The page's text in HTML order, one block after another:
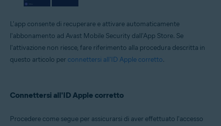
L'app consente di recuperare e attivare automaticamente
l'abbonamento ad Avast Mobile Security dall'App Store. Se
l'attivazione non riesce, fare riferimento alla procedura descritta in
questo articolo per connettersi all'ID Apple corretto.
Connettersi all'ID Apple corretto
Procedere come segue per assicurarsi di aver effettuato l'accesso